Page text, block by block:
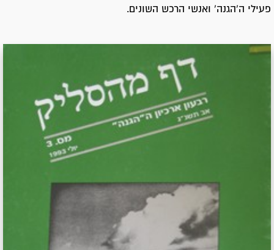
פעילי ה'הגנה' ואנשי הרכש השונים.